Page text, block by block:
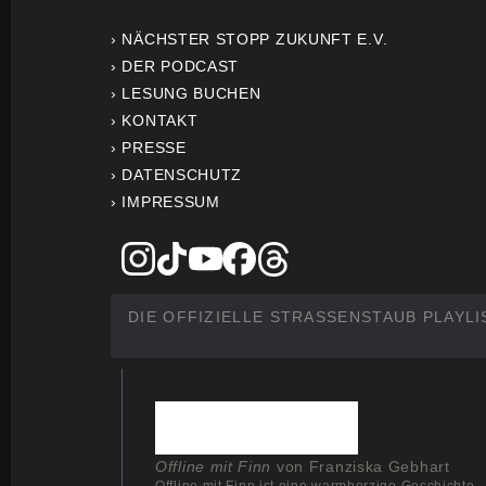
› NÄCHSTER STOPP ZUKUNFT E.V.
› DER PODCAST
› LESUNG BUCHEN
› KONTAKT
› PRESSE
› DATENSCHUTZ
› IMPRESSUM
DIE OFFIZIELLE STRASSENSTAUB
Offline mit Finn von Franziska Gebhart